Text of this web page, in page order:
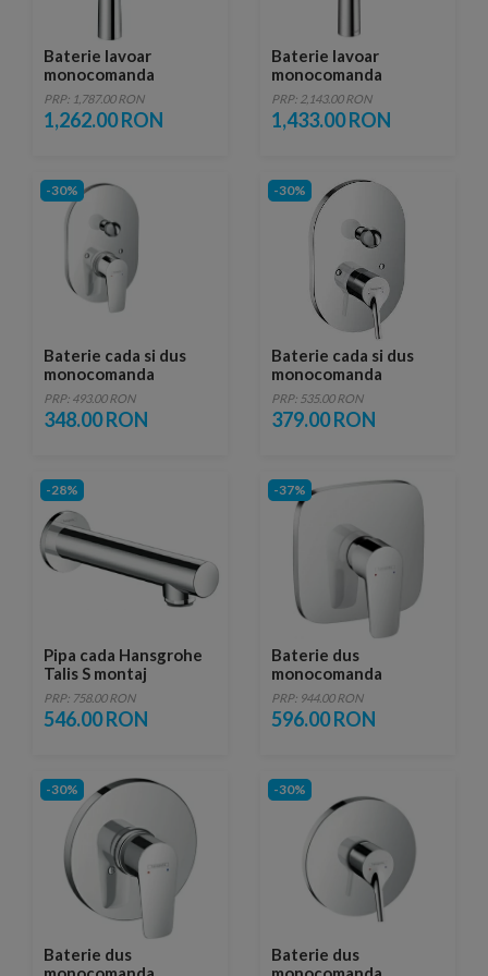
Baterie lavoar
monocomanda
Hansgrohe Talis S 190
cu ventil pop-up,
pentru lavoar tip bol
PRP: 1,787.00 RON
1,262.00 RON
Baterie lavoar
monocomanda
Hansgrohe Talis
Select S 190 cu ventil
pop-up
PRP: 2,143.00 RON
1,433.00 RON
-30%
Baterie cada si dus
monocomanda
Hansgrohe Talis E
h20cm, montaj
incastrat
PRP: 493.00 RON
348.00 RON
-30%
Baterie cada si dus
monocomanda
Hansgrohe Talis S h 20
cm cu montaj incastrat
PRP: 535.00 RON
379.00 RON
-28%
Pipa cada Hansgrohe
Talis S montaj
incastrat, h17,5cm
PRP: 758.00 RON
546.00 RON
-37%
Baterie dus
monocomanda
Hansgrohe Talis E
montaj incastrat
PRP: 944.00 RON
596.00 RON
-30%
Baterie dus
-30%
Baterie dus